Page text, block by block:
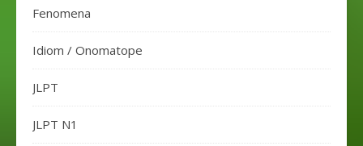
Fenomena
Idiom / Onomatope
JLPT
JLPT N1